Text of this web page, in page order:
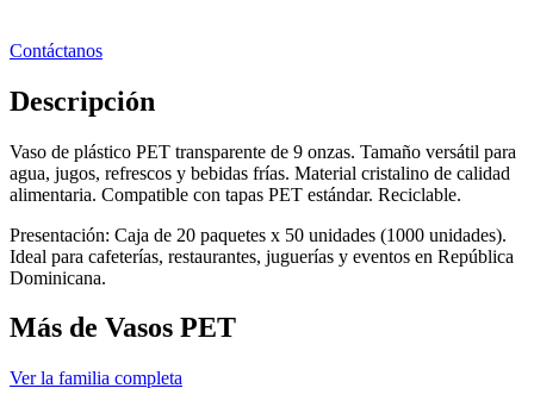
Contáctanos
Descripción
Vaso de plástico PET transparente de 9 onzas. Tamaño versátil para
agua, jugos, refrescos y bebidas frías. Material cristalino de calidad
alimentaria. Compatible con tapas PET estándar. Reciclable.
Presentación: Caja de 20 paquetes x 50 unidades (1000 unidades).
Ideal para cafeterías, restaurantes, juguerías y eventos en República
Dominicana.
Más de Vasos PET
Ver la familia completa